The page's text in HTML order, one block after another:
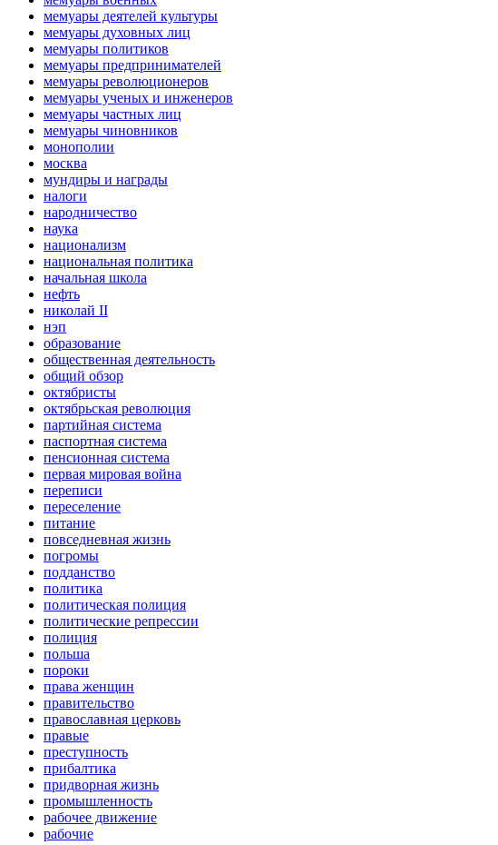
мемуары деятелей культуры
мемуары духовных лиц
мемуары политиков
мемуары предпринимателей
мемуары революционеров
мемуары ученых и инженеров
мемуары частных лиц
мемуары чиновников
монополии
москва
мундиры и награды
налоги
народничество
наука
национализм
национальная политика
начальная школа
нефть
николай II
нэп
образование
общественная деятельность
общий обзор
октябристы
октябрьская революция
партийная система
паспортная система
пенсионная система
первая мировая война
переписи
переселение
питание
повседневная жизнь
погромы
подданство
политика
политическая полиция
политические репрессии
полиция
польша
пороки
права женщин
правительство
православная церковь
правые
преступность
прибалтика
придворная жизнь
промышленность
рабочее движение
рабочие